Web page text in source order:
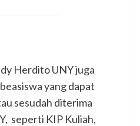
Herdito UNY juga
yang dapat
sesudah diterima
seperti KIP Kuliah,